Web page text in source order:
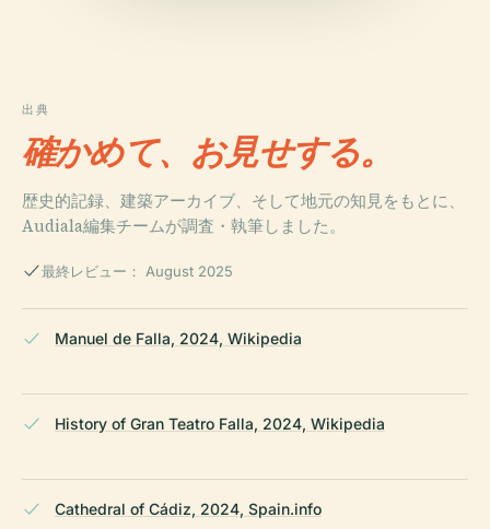
出典
確かめて、お見せする。
歴史的記録、建築アーカイブ、そして地元の知見をもとに、
Audiala編集チームが調査・執筆しました。
最終レビュー： August 2025
Manuel de Falla, 2024, Wikipedia
History of Gran Teatro Falla, 2024, Wikipedia
Cathedral of Cádiz, 2024, Spain.info